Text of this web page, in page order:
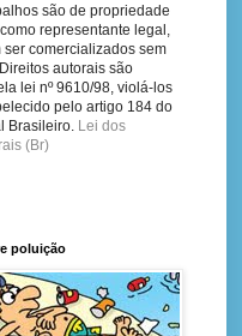
são de propriedade
representante legal,
ser comercializados sem
autorais são
lei nº 9610/98, violá-los
pelo artigo 184 do
Brasileiro. Lei dos
(Br)
poluição